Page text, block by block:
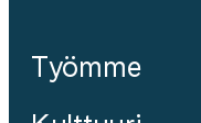
Työmme